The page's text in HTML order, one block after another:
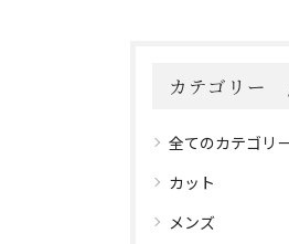
カテゴリー
全てのカテゴリ
カット
メンズ